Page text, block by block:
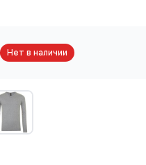
Нет в наличии